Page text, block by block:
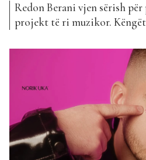
Redon Berani vjen sërish
projekt të ri muzikor.
punë që përfshin gjithsej 14
përzierje tingujsh dhe
stilin e njohur të Redonit,